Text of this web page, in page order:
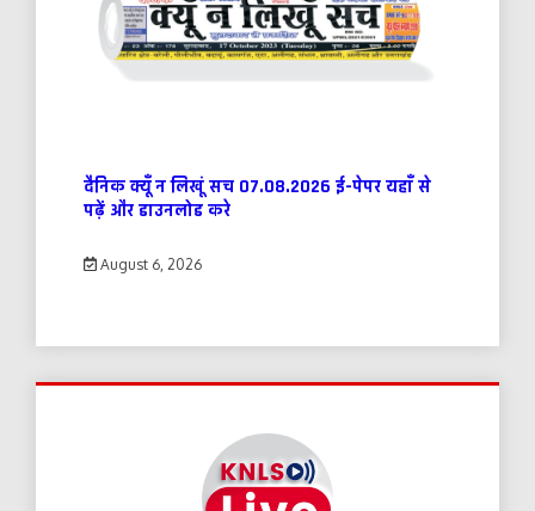
दैनिक क्यूँ न लिखूं सच 07.08.2026 ई-पेपर यहाँ से
पढ़ें और डाउनलोड करे
August 6, 2026